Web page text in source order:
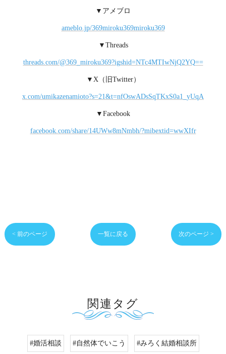
▼アメブロ
ameblo.jp/369miroku369miroku369
▼Threads
threads.com/@369_miroku369?igshid=NTc4MTIwNjQ2YQ==
▼X（旧Twitter）
x.com/umikazenamioto?s=21&t=nfOswADsSqTKxS0a1_yUqA
▼Facebook
facebook.com/share/14UWw8mNmbh/?mibextid=wwXIfr
< 前のページ 一覧に戻る 次のページ >
関連タグ
#婚活相談 #自然体でいこう #みろく結婚相談所